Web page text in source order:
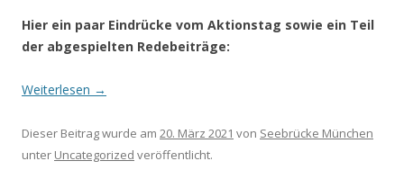
Hier ein paar Eindrücke vom Aktionstag sowie ein Teil
der abgespielten Redebeiträge:
Weiterlesen →
Dieser Beitrag wurde am 20. März 2021 von Seebrücke München
unter Uncategorized veröffentlicht.